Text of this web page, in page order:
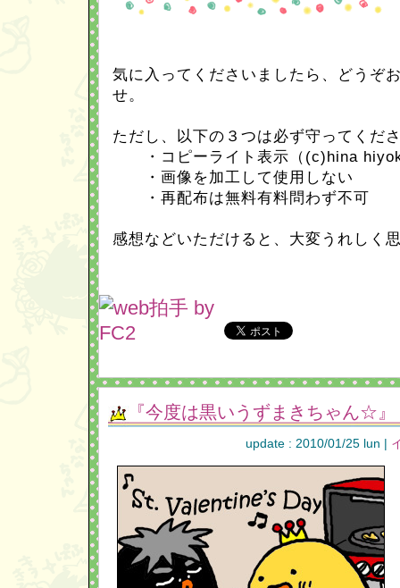
気に入ってくださいましたら、どうぞ
せ。
ただし、以下の３つは必ず守ってくだ
・コピーライト表示（(c)hina
・画像を加工して使用しない
・再配布は無料有料問わず不可
感想などいただけると、大変うれしく
『今度は黒いうずまきちゃん☆』
update : 2010/01/25 lun |